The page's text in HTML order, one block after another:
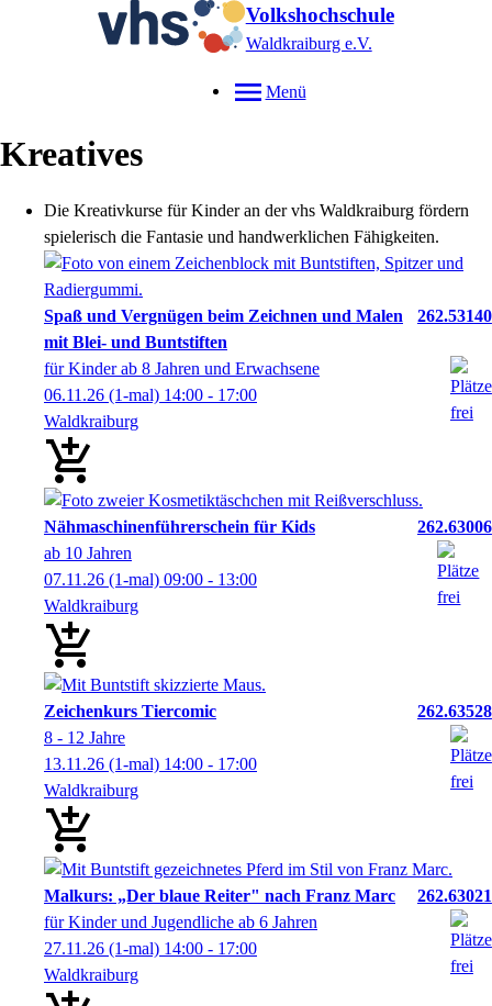
Volkshochschule
Waldkraiburg e.V.
Menü
Kreatives
Die Kreativkurse für Kinder an der vhs Waldkraiburg fördern
spielerisch die Fantasie und handwerklichen Fähigkeiten.
Spaß und Vergnügen beim Zeichnen und Malen
mit Blei- und Buntstiften
262.53140
für Kinder ab 8 Jahren und Erwachsene
06.11.26 (1-mal) 14:00 - 17:00
Waldkraiburg
Nähmaschinenführerschein für Kids
262.63006
ab 10 Jahren
07.11.26 (1-mal) 09:00 - 13:00
Waldkraiburg
Zeichenkurs Tiercomic
262.63528
8 - 12 Jahre
13.11.26 (1-mal) 14:00 - 17:00
Waldkraiburg
Malkurs: „Der blaue Reiter" nach Franz Marc
262.63021
für Kinder und Jugendliche ab 6 Jahren
27.11.26 (1-mal) 14:00 - 17:00
Waldkraiburg